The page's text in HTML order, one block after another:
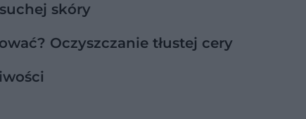
skóry
Oczyszczanie tłustej cery